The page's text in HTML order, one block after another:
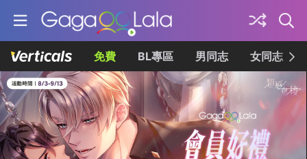
免費 BL專區 男同志 女同志
Homepage